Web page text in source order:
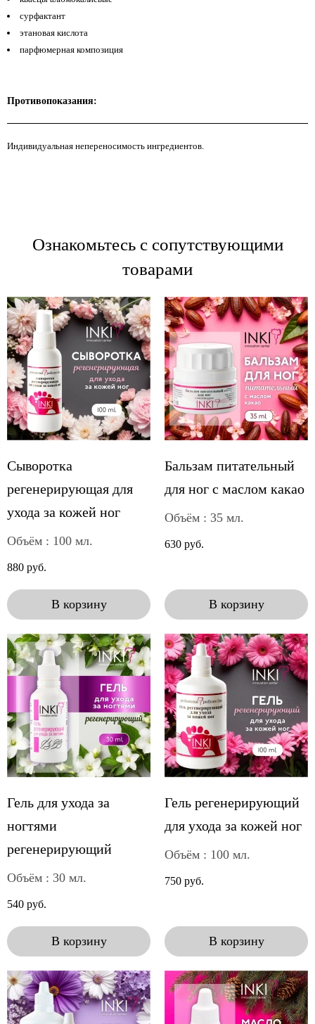
сурфактант
этановая кислота
парфюмерная композиция
Противопоказания:
Индивидуальная непереносимость ингредиентов.
Ознакомьтесь с сопутствующими
товарами
Cыворотка
регенерирующая для
ухода за кожей ног
Объём : 100 мл.
880 руб.
В корзину
Бальзам питательный
для ног с маслом какао
Объём : 35 мл.
630 руб.
В корзину
Гель для ухода за
ногтями
регенерирующий
Объём : 30 мл.
540 руб.
В корзину
Гель регенерирующий
для ухода за кожей ног
Объём : 100 мл.
750 руб.
В корзину